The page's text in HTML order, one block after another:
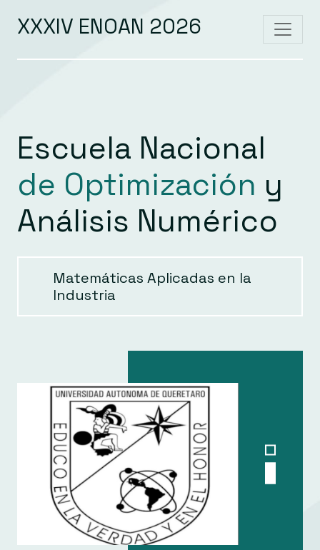
XXXIV ENOAN 2026
Escuela Nacional
de Optimización y
Análisis Numérico
Matemáticas Aplicadas en la
Industria